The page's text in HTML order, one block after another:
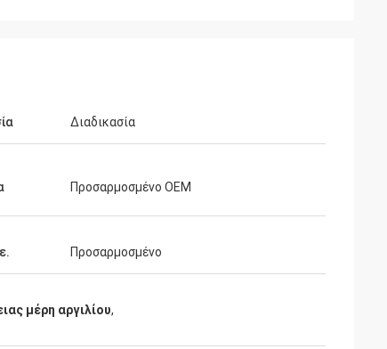
Διαδικασία
Προσαρμοσμένο OEM
Προσαρμοσμένο
μέρη αργιλίου,